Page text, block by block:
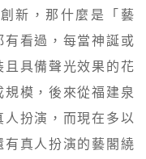
新，那什麼是「藝
看過，每當神誕或
具備聲光效果的花
模，後來從福建泉
扮演，而現在多以
有真人扮演的藝閣繞